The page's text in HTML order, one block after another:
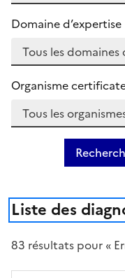
Domaine d’expertise
Organisme
Liste des
83 résultats pour «